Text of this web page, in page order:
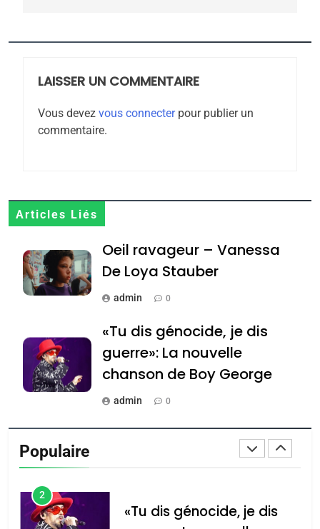
LAISSER UN COMMENTAIRE
Vous devez vous connecterpour publier un
commentaire.
Articles Liés
Oeil ravageur – Vanessa
De Loya Stauber
admin 0
«Tu dis génocide, je dis
guerre»: La nouvelle
chanson de Boy George
admin 0
Tout sur la Nostalgie
נשיא המדינה יצחק
הרצוג נפגש עם
Accords d’Isaac: l’alliance
pourrait s’étendre à 13
Populaire
2025, l’année la plus
rapport d’ADL contre
FRANCE ISRAÉL
6
Zrihen-Dvir
7
Jacques Hadida
JUDAISME
Maroc : Les amandes de
Tafraout, le miel de Tadla
Azilal consacrés produits
du terroir
2
«Tu dis génocide, je dis